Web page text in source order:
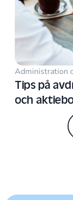
Administration
Tips på
och